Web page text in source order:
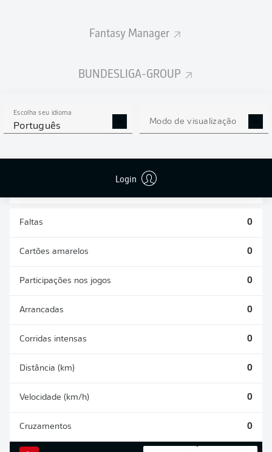
Fantasy Manager
BUNDESLIGA-GROUP
Escolha seu idioma
Português Modo de visualização
Login
ESTATÍSTICAS DA
TEMPORADA 2025/2026
Faltas 0
Cartões amarelos 0
Participações nos jogos 0
Arrancadas 0
Corridas intensas 0
Distância (km) 0
Velocidade (km/h) 0
Cruzamentos 0